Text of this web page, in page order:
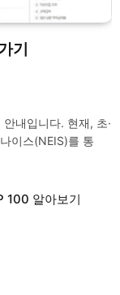
기
내입니다. 현재, 초·
이스(NEIS)를 통
100 알아보기